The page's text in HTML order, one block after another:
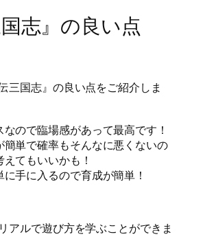
国志』の良い点
三国志』の良い点をご紹介しま
なので臨場感があって最高です！
簡単で確率もそんなに悪くないの
てもいいかも！
手に入るので育成が簡単！
アルで遊び方を学ぶことができま